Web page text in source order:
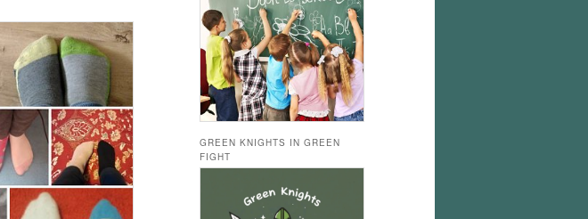
GREEN KNIGHTS IN GREEN
FIGHT